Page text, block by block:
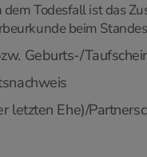
Todesfall ist das
beim
Geburts-/
letzten Ehe)/